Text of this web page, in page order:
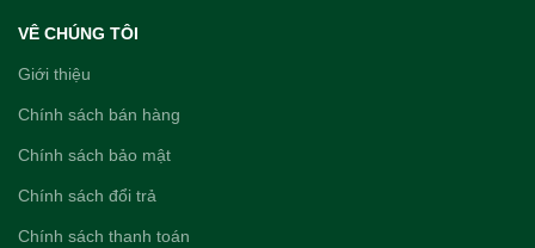
VÊ CHÚNG TÔI
Giới thiệu
Chính sách bán hàng
Chính sách bảo mật
Chính sách đổi trả
Chính sách thanh toán